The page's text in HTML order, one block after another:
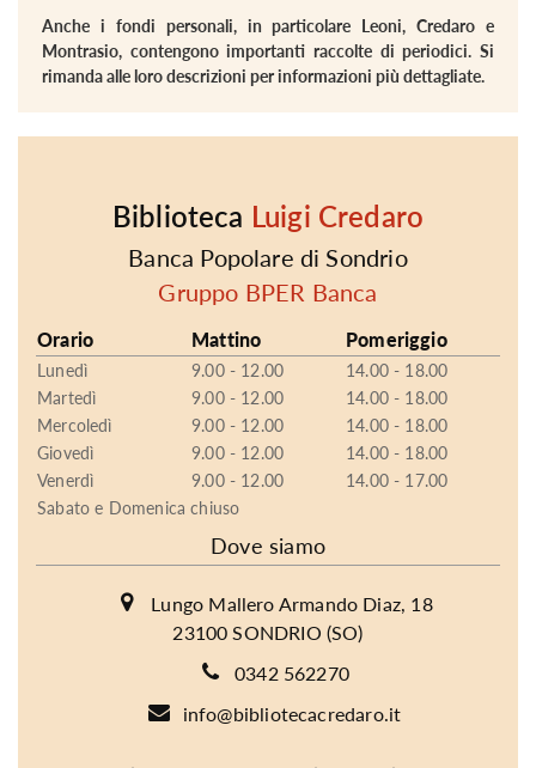
Anche i fondi personali, in particolare Leoni, Credaro e
Montrasio, contengono importanti raccolte di periodici. Si
rimanda alle loro descrizioni per informazioni più dettagliate.
Biblioteca Luigi Credaro
Banca Popolare di Sondrio
Gruppo BPER Banca
Orario Mattino Pomeriggio
Lunedì 9.00 - 12.00
14.00 - 18.00
Martedì
9.00 - 12.00
14.00 - 18.00
Mercoledì
9.00 - 12.00
14.00 - 18.00
Giovedì
9.00 - 12.00
14.00 - 18.00
Venerdì
9.00 - 12.00
14.00 - 17.00
Sabato e Domenica chiuso
Dove siamo
Lungo Mallero Armando Diaz, 18
23100 SONDRIO (SO)
0342 562270
info@bibliotecacredaro.it